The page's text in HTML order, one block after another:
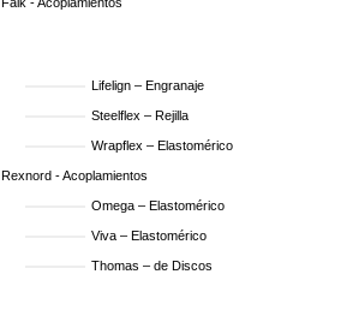
Lifelign – Engranaje
Steelflex – Rejilla
Wrapflex – Elastomérico
Rexnord - Acoplamientos
Omega – Elastomérico
Viva – Elastomérico
Thomas – de Discos